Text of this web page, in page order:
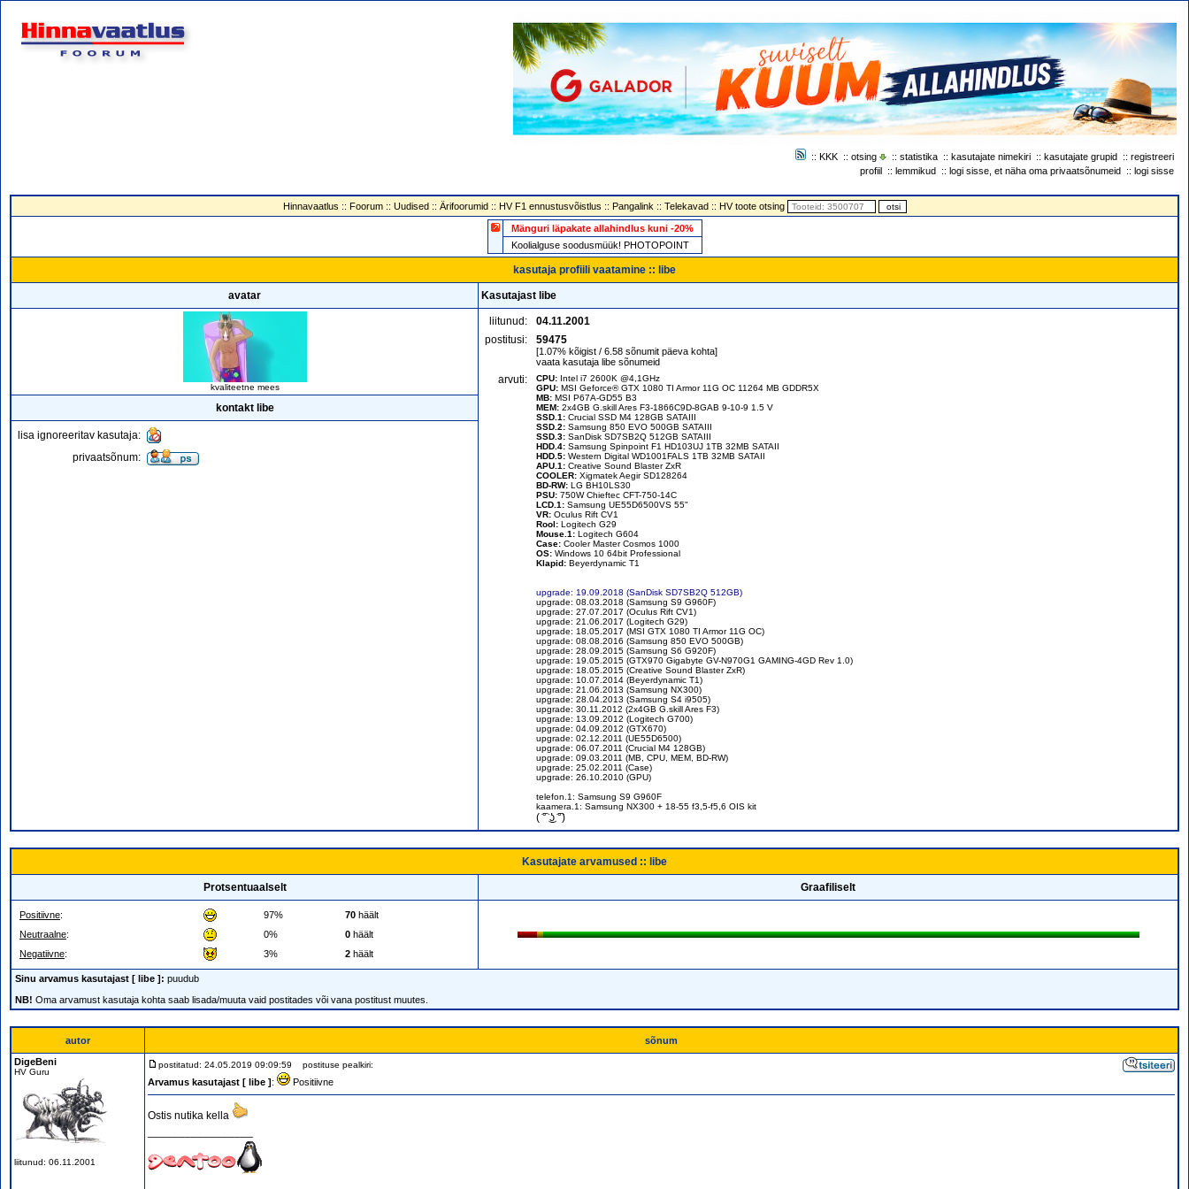
:: KKK :: otsing :: statistika :: kasutajate nimekiri :: kasutajate grupid :: registreeri
profiil :: lemmikud :: logi sisse, et näha oma privaatsõnumeid :: logi sisse
Hinnavaatlus :: Foorum:: Uudised:: Ärifoorumid:: HV F1 ennustusvõistlus :: Pangalink :: Telekavad:: HV toote otsing
Mänguri läpakate allahindlus kuni -20%
Koolialguse soodusmüük! PHOTOPOINT
kasutaja profiili vaatamine :: libe
avatar Kasutajast libe
kvaliteetne mees
liitunud:
04.11.2001
postitusi:
59475
[1.07% kõigist / 6.58 sõnumit päeva kohta]
vaata kasutaja libe sõnumeid
arvuti: CPU: Intel i7 2600K @4,1GHz
GPU: MSI Geforce® GTX 1080 TI Armor 11G OC 11264 MB GDDR5X
MB: MSI P67A-GD55 B3
MEM: 2x4GB G.skill Ares F3-1866C9D-8GAB 9-10-9 1.5 V
SSD.1: Crucial SSD M4 128GB SATAIII
SSD.2: Samsung 850 EVO 500GB SATAIII
SSD.3: SanDisk SD7SB2Q 512GB SATAIII
HDD.4: Samsung Spinpoint F1 HD103UJ 1TB 32MB SATAII
HDD.5: Western Digital WD1001FALS 1TB 32MB SATAII
APU.1: Creative Sound Blaster ZxR
COOLER: Xigmatek Aegir SD128264
BD-RW: LG BH10LS30
PSU: 750W Chieftec CFT-750-14C
LCD.1: Samsung UE55D6500VS 55"
VR: Oculus Rift CV1
Rool: Logitech G29
Mouse.1: Logitech G604
Case: Cooler Master Cosmos 1000
OS: Windows 10 64bit Professional
Klapid: Beyerdynamic T1
upgrade: 19.09.2018 (SanDisk SD7SB2Q 512GB)
upgrade: 08.03.2018 (Samsung S9 G960F)
upgrade: 27.07.2017 (Oculus Rift CV1)
upgrade: 21.06.2017 (Logitech G29)
upgrade: 18.05.2017 (MSI GTX 1080 TI Armor 11G OC)
upgrade: 08.08.2016 (Samsung 850 EVO 500GB)
upgrade: 28.09.2015 (Samsung S6 G920F)
upgrade: 19.05.2015 (GTX970 Gigabyte GV-N970G1 GAMING-4GD Rev 1.0)
upgrade: 18.05.2015 (Creative Sound Blaster ZxR)
upgrade: 10.07.2014 (Beyerdynamic T1)
upgrade: 21.06.2013 (Samsung NX300)
upgrade: 28.04.2013 (Samsung S4 i9505)
upgrade: 30.11.2012 (2x4GB G.skill Ares F3)
upgrade: 13.09.2012 (Logitech G700)
upgrade: 04.09.2012 (GTX670)
upgrade: 02.12.2011 (UE55D6500)
upgrade: 06.07.2011 (Crucial M4 128GB)
upgrade: 09.03.2011 (MB, CPU, MEM, BD-RW)
upgrade: 25.02.2011 (Case)
upgrade: 26.10.2010 (GPU)
telefon.1: Samsung S9 G960F
kaamera.1: Samsung NX300 + 18-55 f3,5-f5,6 OIS kit
( ͡° ͜ʖ ͡°)
kontakt libe
lisa ignoreeritav kasutaja:
privaatsõnum:
Kasutajate arvamused :: libe
Protsentuaalselt Graafiliselt
Positiivne: 97% 70 häält
Neutraalne: 0% 0 häält
Negatiivne: 3% 2 häält
Sinu arvamus kasutajast [ libe ]: puudub
NB! Oma arvamust kasutaja kohta saab lisada/muuta vaid postitades või vana postitust muutes.
autor
sõnum
DigeBeni
HV Guru
liitunud: 06.11.2001
postitatud: 24.05.2019 09:09:59 postituse pealkiri:
Arvamus kasutajast [ libe ]: Positiivne
Ostis nutika kella